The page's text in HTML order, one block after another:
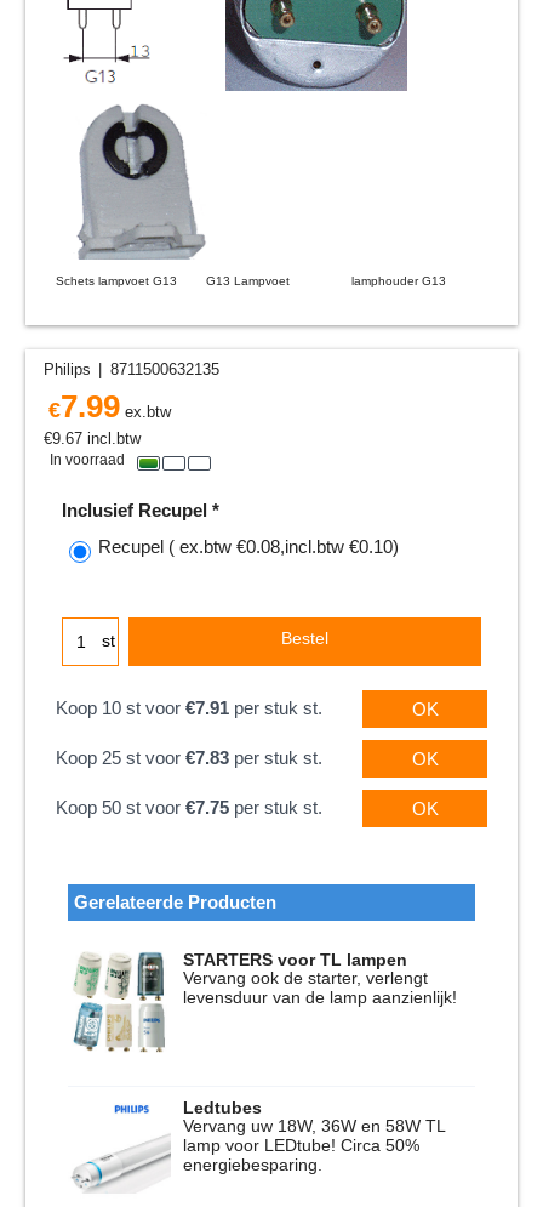
Schets lampvoet G13 G13 Lampvoet lamphouder G13
Philips 8711500632135
€7.99 ex.btw
€9.67 incl.btw
In voorraad
Inclusief Recupel *
Recupel ( ex.btw €0.08,incl.btw €0.10)
st Bestel
Koop 10 st voor €7.91 per stuk st. OK
Koop 25 st voor €7.83 per stuk st. OK
Koop 50 st voor €7.75 per stuk st. OK
Gerelateerde Producten
STARTERS voor TL lampen
Vervang ook de starter, verlengt
levensduur van de lamp aanzienlijk!
Ledtubes
Vervang uw 18W, 36W en 58W TL
lamp voor LEDtube! Circa 50%
energiebesparing.